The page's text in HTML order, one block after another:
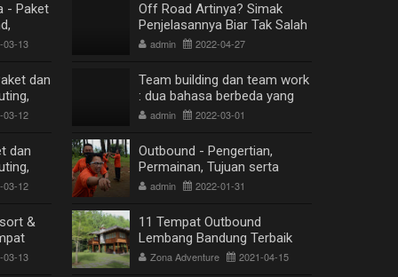
- Paket
03-13
dan
03-12
dan
03-12
&
03-13
Off Road Artinya? Simak
Penjelasannya Biar Tak Salah
Paham
admin 2022-04-27
Team building dan team work
: dua bahasa berbeda yang
berkesinambungan
admin 2022-03-01
Outbound - Pengertian,
Permainan, Tujuan serta
Manfaat
admin 2022-01-31
11 Tempat Outbound
Lembang Bandung Terbaik
Terpopuler
Zona Adventure 2021-04-15